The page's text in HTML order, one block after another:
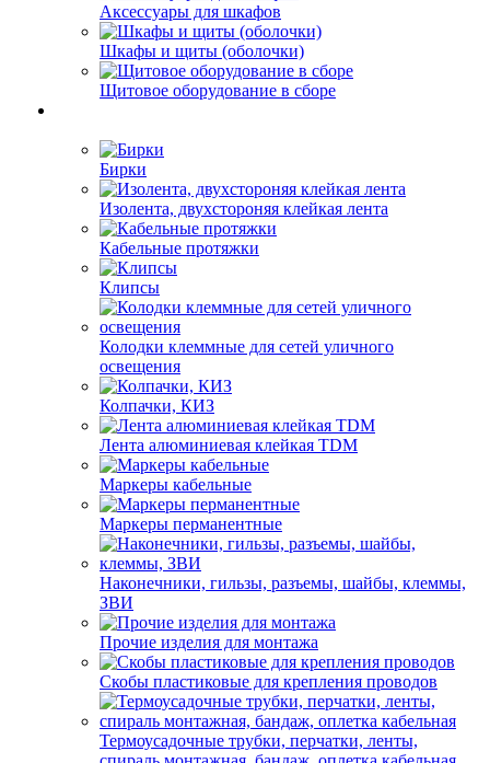
Аксессуары для шкафов
Шкафы и щиты (оболочки)
Щитовое оборудование в сборе
Бирки
Изолента, двухстороняя клейкая лента
Кабельные протяжки
Клипсы
Колодки клеммные для сетей уличного
освещения
Колпачки, КИЗ
Лента алюминиевая клейкая TDM
Маркеры кабельные
Маркеры перманентные
Наконечники, гильзы, разъемы, шайбы, клеммы,
ЗВИ
Прочие изделия для монтажа
Скобы пластиковые для крепления проводов
Термоусадочные трубки, перчатки, ленты,